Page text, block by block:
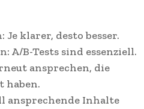
klarer, desto besser.
A/B-Tests sind essenziell.
ansprechen, die
haben.
ansprechende Inhalte